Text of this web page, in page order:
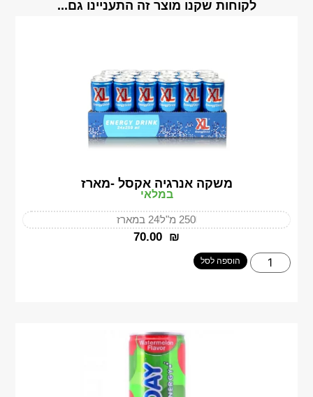
לקוחות שקנו מוצר זה התעניינו גם...
משקה אנרגיה אקסל -מארז
במלאי
250 מ"ל 24 במארז
‎70.00 ₪
הוספה לסל